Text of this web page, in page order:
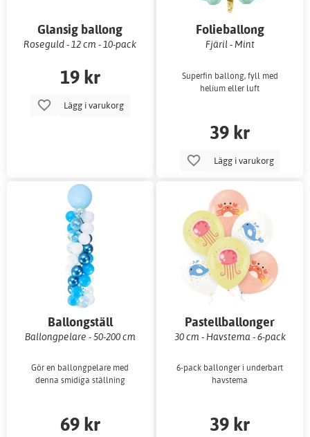
Glansig ballong
Roseguld - 12 cm - 10-pack
19 kr
Lägg i varukorg
Folieballong
Fjäril - Mint
Superfin ballong, fyll med
helium eller luft
39 kr
Lägg i varukorg
Ballongställ
Ballongpelare - 50-200 cm
Gör en ballongpelare med
denna smidiga ställning
69 kr
Pastellballonger
30 cm - Havstema - 6-pack
6-pack ballonger i underbart
havstema
39 kr